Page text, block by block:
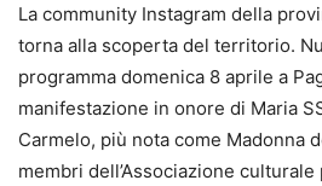
La community Instagram della
torna alla scoperta del territorio.
programma domenica 8 aprile a
manifestazione in onore di Maria
Carmelo, più nota come Madonna
membri dell’Associazione culturale